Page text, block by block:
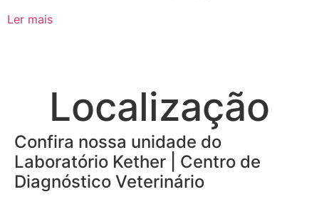
Ler mais
Localização
Confira nossa unidade do
Laboratório Kether | Centro de
Diagnóstico Veterinário